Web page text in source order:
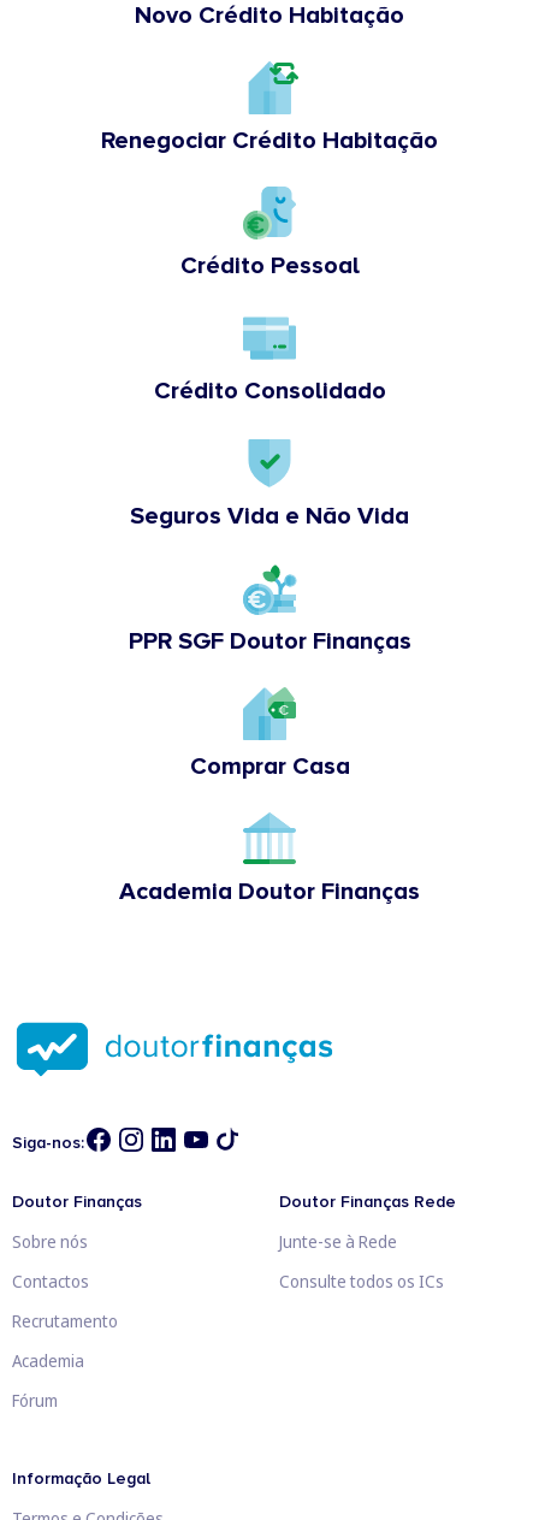
Novo Crédito Habitação
Renegociar Crédito Habitação
Crédito Pessoal
Crédito Consolidado
Seguros Vida e Não Vida
PPR SGF Doutor Finanças
Comprar Casa
Academia Doutor Finanças
Siga-nos:
Doutor Finanças
Sobre nós
Contactos
Recrutamento
Academia
Fórum
Doutor Finanças Rede
Junte-se à Rede
Consulte todos os ICs
Informação Legal